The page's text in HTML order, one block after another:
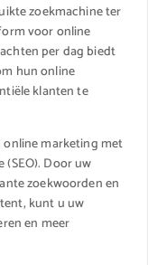
zoekmachine ter
voor online
per dag biedt
hun online
klanten te
online marketing met
Door uw
zoekwoorden en
kunt u uw
en meer